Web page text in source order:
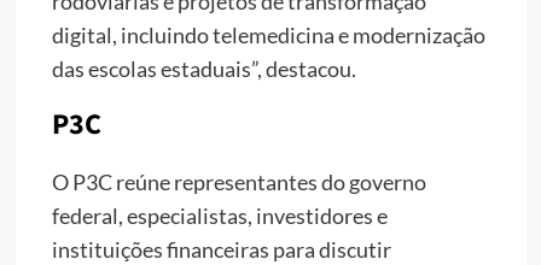
digital, incluindo telemedicina e modernização
das escolas estaduais”, destacou.
P3C
O P3C reúne representantes do governo
federal, especialistas, investidores e
instituições financeiras para discutir